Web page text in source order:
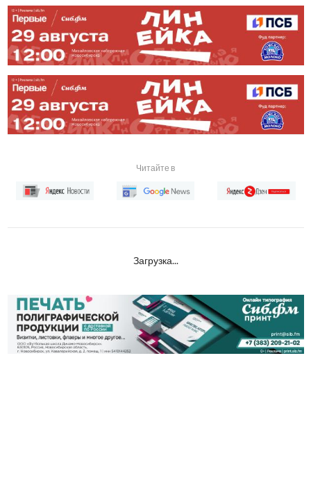
Читайте в
Загрузка...